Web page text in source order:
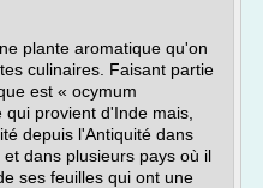
plante aromatique qu'on
culinaires. Faisant partie
est « ocymum
provient d'Inde mais,
depuis l'Antiquité dans
dans plusieurs pays où il
ses feuilles qui ont une